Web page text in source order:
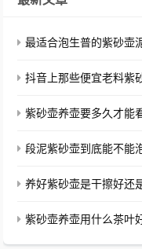
最适合泡生普的紫砂壶
抖音上那些便宜老料紫
紫砂壶养壶要多久才能
段泥紫砂壶到底能不能
养好紫砂壶是干擦好还
紫砂壶养壶用什么茶叶